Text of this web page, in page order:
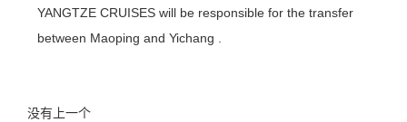
YANGTZE CRUISES will be responsible for the transfer
between Maoping and Yichang .
没有上一个